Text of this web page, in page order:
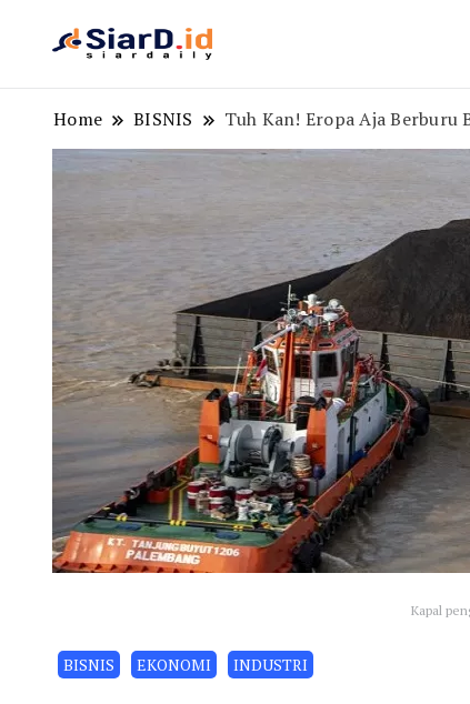
Home BISNIS Tuh Kan! Eropa Aja Berburu
Kapal
BISNIS EKONOMI INDUSTRI